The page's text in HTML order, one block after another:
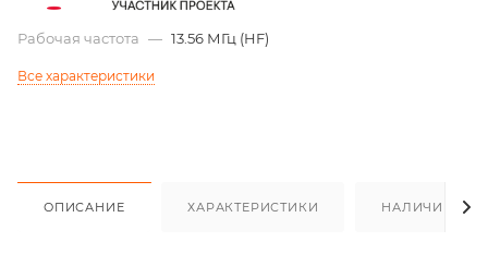
Рабочая частота — 13.56 МГц (HF)
Все характеристики
ОПИСАНИЕ ХАРАКТЕРИСТИКИ НАЛИЧИЕ